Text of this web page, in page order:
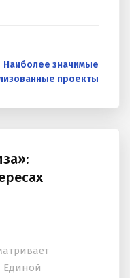
Наиболее значимые
проекты